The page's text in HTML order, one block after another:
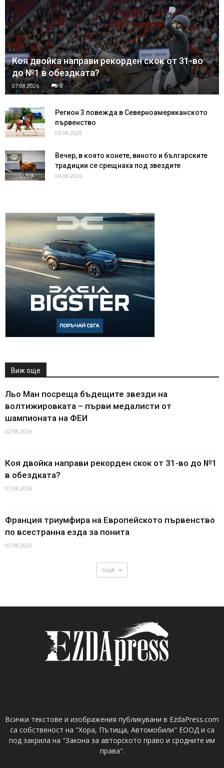
Коя двойка направи рекорден скок от 31-во
до №1 в обездката?
07.08.2026 0
Регион 3 повежда в Северноамериканското
първенство
06.08.2026
Вечер, в която конете, виното и българските
традиции се срещнаха под звездите
04.08.2026
Виж още
Льо Ман посреща бъдещите звезди на
волтижировката – първи медалисти от
шампионата на ФЕИ
02.08.2026
Коя двойка направи рекорден скок от 31-во до №1
в обездката?
07.08.2026
Франция триумфира на Европейското първенство
по всестранна езда за понита
03.08.2026
още
Всички текстове и изображения публикувани в EzdaPress.com
са собственост на "Хора, Пътища, Автомобили" ЕООД и са
под закрила на "Закона за авторското право и сродните им
права".